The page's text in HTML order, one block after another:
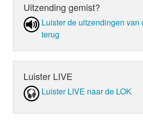
Uitzending gemist?
Luister de uit­zen­din­gen van
terug
Luister LIVE
Luister LIVE naar de LOK